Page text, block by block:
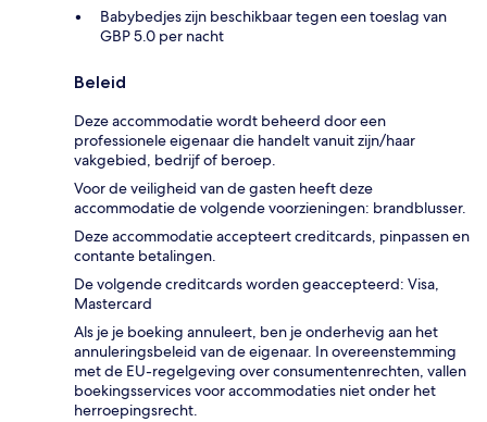
Babybedjes zijn beschikbaar tegen een toeslag van
GBP 5.0 per nacht
Beleid
Deze accommodatie wordt beheerd door een
professionele eigenaar die handelt vanuit zijn/haar
vakgebied, bedrijf of beroep.
Voor de veiligheid van de gasten heeft deze
accommodatie de volgende voorzieningen: brandblusser.
Deze accommodatie accepteert creditcards, pinpassen en
contante betalingen.
De volgende creditcards worden geaccepteerd: Visa,
Mastercard
Als je je boeking annuleert, ben je onderhevig aan het
annuleringsbeleid van de eigenaar. In overeenstemming
met de EU-regelgeving over consumentenrechten, vallen
boekingsservices voor accommodaties niet onder het
herroepingsrecht.